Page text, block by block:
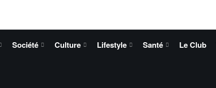
Société Culture Lifestyle Santé Le Club